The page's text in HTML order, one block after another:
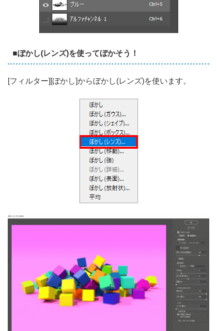
■ぼかし(レンズ)を使ってぼかそう！
[フィルター][ぼかし]からぼかし(レンズ)を使います。